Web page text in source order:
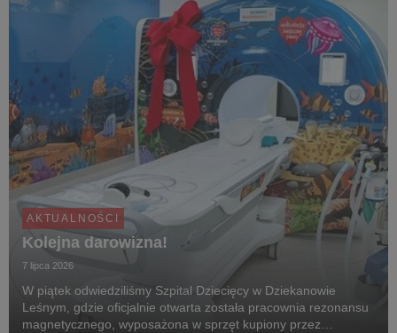
AKTUALNOŚCI
Kolejna darowizna!
7 lipca 2026
W piątek odwiedziliśmy Szpital Dziecięcy w Dziekanowie
Leśnym, gdzie oficjalnie otwarta została pracownia rezonansu
magnetycznego, wyposażona w sprzęt kupiony przez